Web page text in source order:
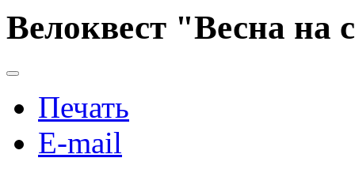
Велоквест "Весна на
Печать
E-mail